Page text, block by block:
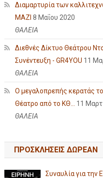
Διαμαρτυρία των
ΜΑΖΙ 8 Μαΐου 2020
ΘΑΛΕΙΑ
Διεθνές Δίκτυο Θεάτρου
Συνέντευξη - GR4YOU 11
ΘΑΛΕΙΑ
Ο μεγαλοπρεπής κερατάς
Θέατρο από το ΚΘ...
11
ΘΑΛΕΙΑ
ΠΡΟΣΚΛΗΣΕΙΣ ΔΩΡΕΑΝ
Συναυλία για την